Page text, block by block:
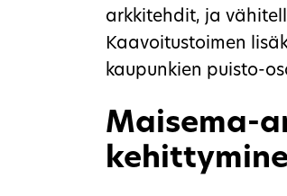
arkkitehdit, ja
Kaavoitustoimen
kaupunkien puisto-
Maisema-